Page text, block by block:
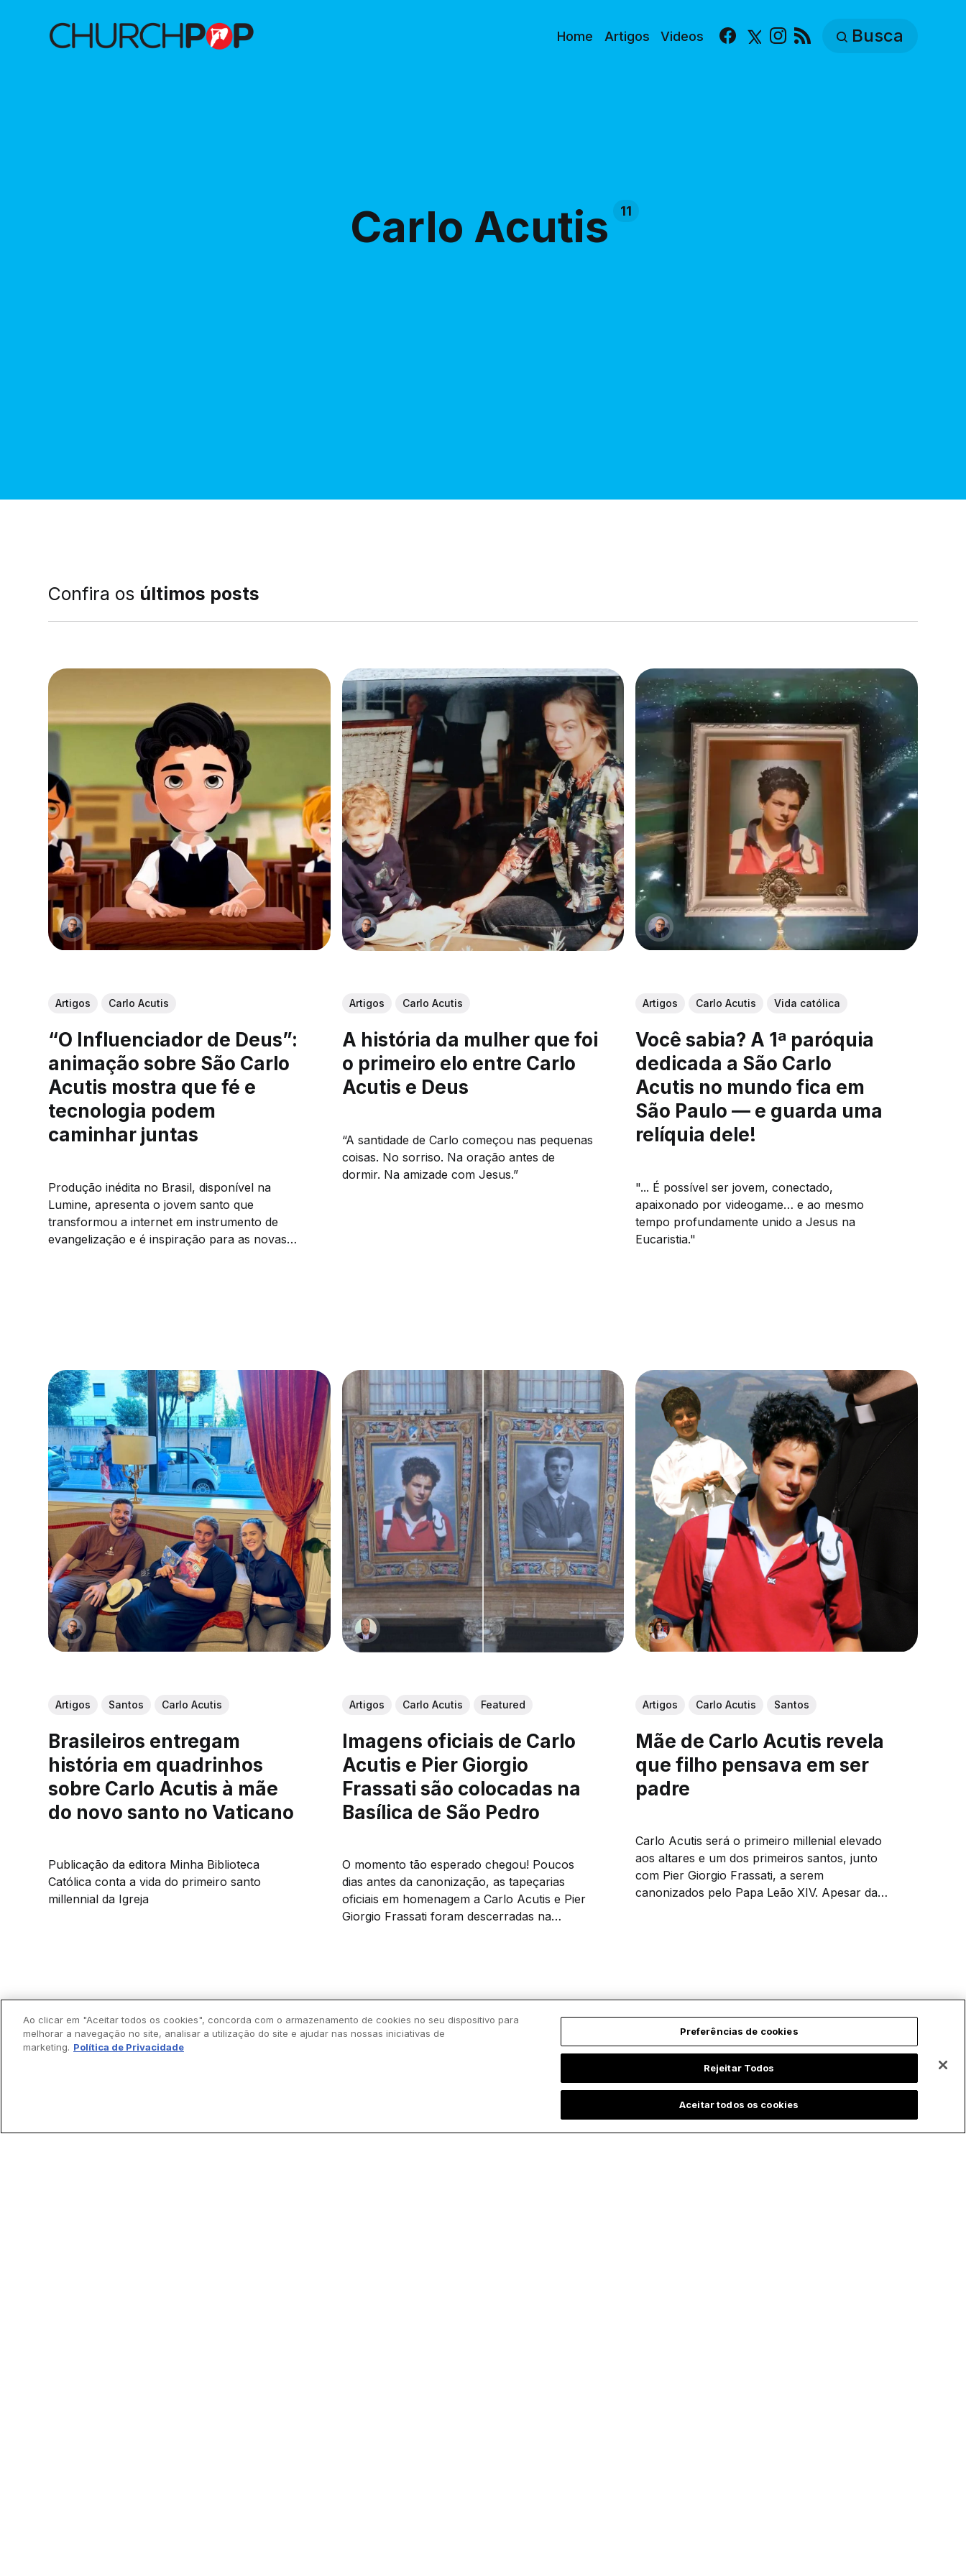
Home Artigos Videos Facebook
X Instagram Busca
Carlo Acutis 11
Confira os últimos posts
Artigos Carlo Acutis
“O Influenciador de Deus”:
animação sobre São Carlo
Acutis mostra que fé e
tecnologia podem
caminhar juntas
Produção inédita no Brasil, disponível na
Lumine, apresenta o jovem santo que
transformou a internet em instrumento de
evangelização e é inspiração para as novas
Artigos Carlo Acutis
A história da mulher que foi
o primeiro elo entre Carlo
Acutis e Deus
“A santidade de Carlo começou nas pequenas
coisas. No sorriso. Na oração antes de
dormir. Na amizade com Jesus.”
Artigos Carlo Acutis Vida católica
Você sabia? A 1ª paróquia
dedicada a São Carlo
Acutis no mundo fica em
São Paulo — e guarda uma
relíquia dele!
"... É possível ser jovem, conectado,
apaixonado por videogame… e ao mesmo
tempo profundamente unido a Jesus na
Eucaristia."
Artigos Santos Carlo Acutis
Brasileiros entregam
história em quadrinhos
sobre Carlo Acutis à mãe
do novo santo no Vaticano
Publicação da editora Minha Biblioteca
Católica conta a vida do primeiro santo
millennial da Igreja
Artigos Carlo Acutis Featured
Imagens oficiais de Carlo
Acutis e Pier Giorgio
Frassati são colocadas na
Basílica de São Pedro
O momento tão esperado chegou! Poucos
dias antes da canonização, as tapeçarias
oficiais em homenagem a Carlo Acutis e Pier
Giorgio Frassati foram descerradas na
Artigos Carlo Acutis Santos
Mãe de Carlo Acutis revela
que filho pensava em ser
padre
Carlo Acutis será o primeiro millenial elevado
aos altares e um dos primeiros santos, junto
com Pier Giorgio Frassati, a serem
canonizados pelo Papa Leão XIV. Apesar da
Ao clicar em "Aceitar todos os cookies", concorda com o armazenamento de cookies no seu dispositivo para
melhorar a navegação no site, analisar a utilização do site e ajudar nas nossas iniciativas de
marketing. Política de Privacidade
Preferências de cookies
Rejeitar Todos
Aceitar todos os cookies